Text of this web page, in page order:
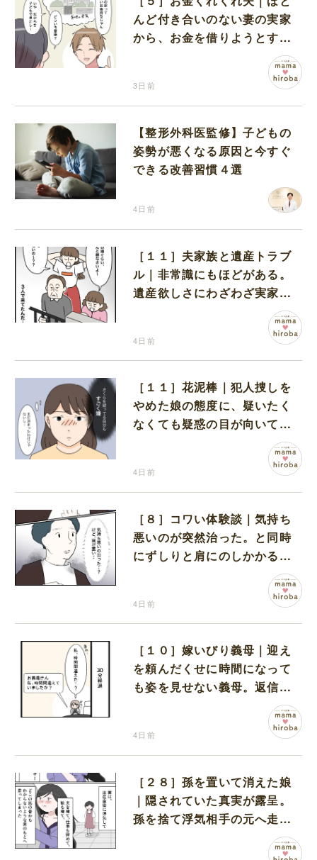
んど付き合いのない妻の実家
から、お金を借りようとする
3日前
【整形外科医監修】子どもの
姿勢が悪くなる原因と今すぐ
できる改善習慣４選
4日前
［１１］夫家族と遺産トラブ
ル｜非常識にもほどがある。
遺産欲しさにわざわざ実家に
まで押しかけてきた義家族
4日前
［１１］花泥棒｜犯人捜しを
やめた娘の態度に、疑いたく
なくても疑惑の目が向いてし
4日前
［８］コワい体験談｜気持ち
悪いのが突然治った。と同時
にずしりと肩にのしかかる重
4日前
［１０］嫁いびり義母｜迎え
を頼んだくせに時間になって
も姿を見せない義母。返信す
らなく不安な時間を過ごす
4日前
［２８］孫を置いて消えた娘
｜隠されていた真実が露呈。
孫を捨て浮気相手の元へ走り